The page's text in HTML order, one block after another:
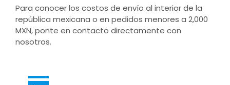
Para conocer los costos de envío al interior de la
república mexicana o en pedidos menores a 2,000
MXN, ponte en contacto directamente con
nosotros.